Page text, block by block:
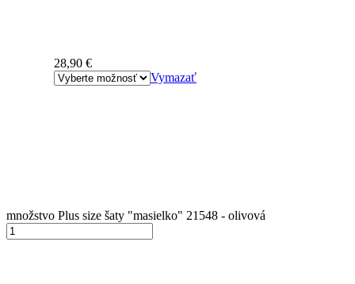
28,90 €
Vymazať
množstvo Plus size šaty "masielko" 21548 - olivová